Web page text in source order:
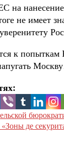
на
не
к
де